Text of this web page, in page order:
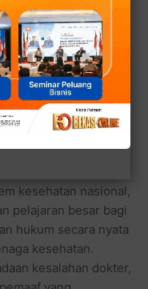
Diganti,
Tinggal
Prov Jabar,
Aja Cukup
kesehatan nasional,
pelajaran besar bagi
hukum secara nyata
kesehatan.
kesalahan dokter,